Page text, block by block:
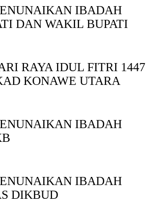
IBADAH
DAN WAKIL BUPATI
RAYA IDUL FITRI 1447
KONAWE UTARA
IBADAH
IBADAH
DIKBUD